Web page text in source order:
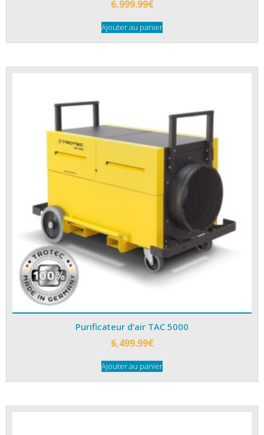
6,999.99€
Ajouter au panier
Purificateur d’air TAC 5000
6,499.99€
Ajouter au panier